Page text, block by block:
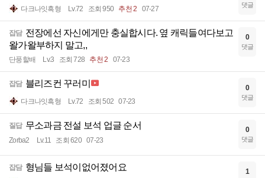
다크나잇흑형 Lv.72 조회 950 추천 2 07-27 댓글
잡담 전장에선 자신에게만 충실합시다. 옆 캐릭들여다보고
왈가왈부하지 말고,,
단풍할배 Lv.3 조회 728 추천 2 07-23
0
댓글
잡담 블리즈컨 꾸러미
다크나잇흑형 Lv.72 조회 502 07-23
0
댓글
질답 무소과금 전설 보석 업글 순서
Zorba2 Lv.11 조회 620 07-23
0
댓글
잡담 형님들 보석이없어졌어요 1